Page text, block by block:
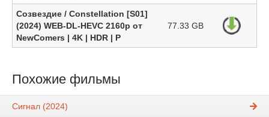
Созвездие / Constellation [S01]
(2024) WEB-DL-HEVC 2160p от
NewComers | 4K | HDR | P
77.33 GB
Похожие фильмы
Сигнал (2024)